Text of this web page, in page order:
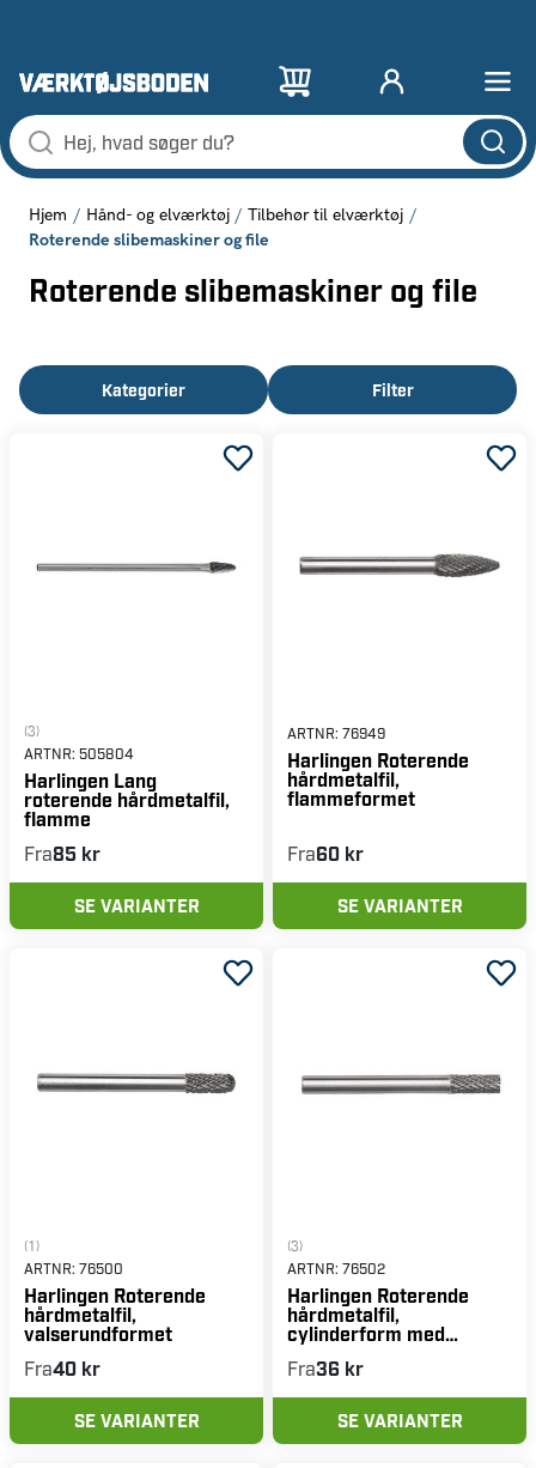
Hjem Hånd- og elværktøj Tilbehør til elværktøj
Roterende slibemaskiner og file
Roterende slibemaskiner og file
Kategorier Filter
(3)
ARTNR: 505804
Harlingen Lang
roterende hårdmetalfil,
flamme
Fra85 kr
SE VARIANTER
ARTNR: 76949
Harlingen Roterende
hårdmetalfil,
flammeformet
Fra60 kr
SE VARIANTER
(1)
ARTNR: 76500
Harlingen Roterende
hårdmetalfil,
valserundformet
Fra40 kr
SE VARIANTER
(3)
ARTNR: 76502
Harlingen Roterende
hårdmetalfil,
cylinderform med
fortanding
Fra36 kr
SE VARIANTER